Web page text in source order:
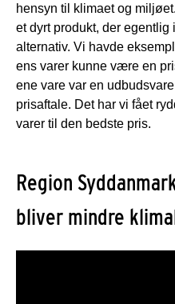
hensyn til klimaet og
et dyrt produkt, der
alternativ. Vi havde
ens varer kunne være en
ene vare var en
prisaftale. Det har vi fået
varer til den bedste pris.
Region
bliver mindre